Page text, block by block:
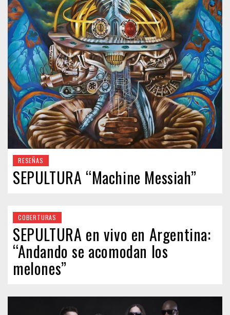
RESEÑAS
SEPULTURA “Machine Messiah”
COBERTURAS
SEPULTURA en vivo en Argentina:
“Andando se acomodan los
melones”